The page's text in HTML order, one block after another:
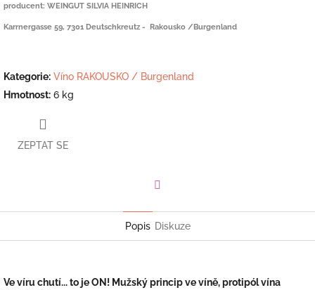
producent: WEINGUT SILVIA HEINRICH
Karrnergasse 59, 7301 Deutschkreutz - Rakousko /Burgenland
Kategorie: Víno RAKOUSKO / Burgenland
Hmotnost: 6 kg
ZEPTAT SE
Popis Diskuze
Ve víru chutí... to je ON! Mužský princip ve víně, protipól vína